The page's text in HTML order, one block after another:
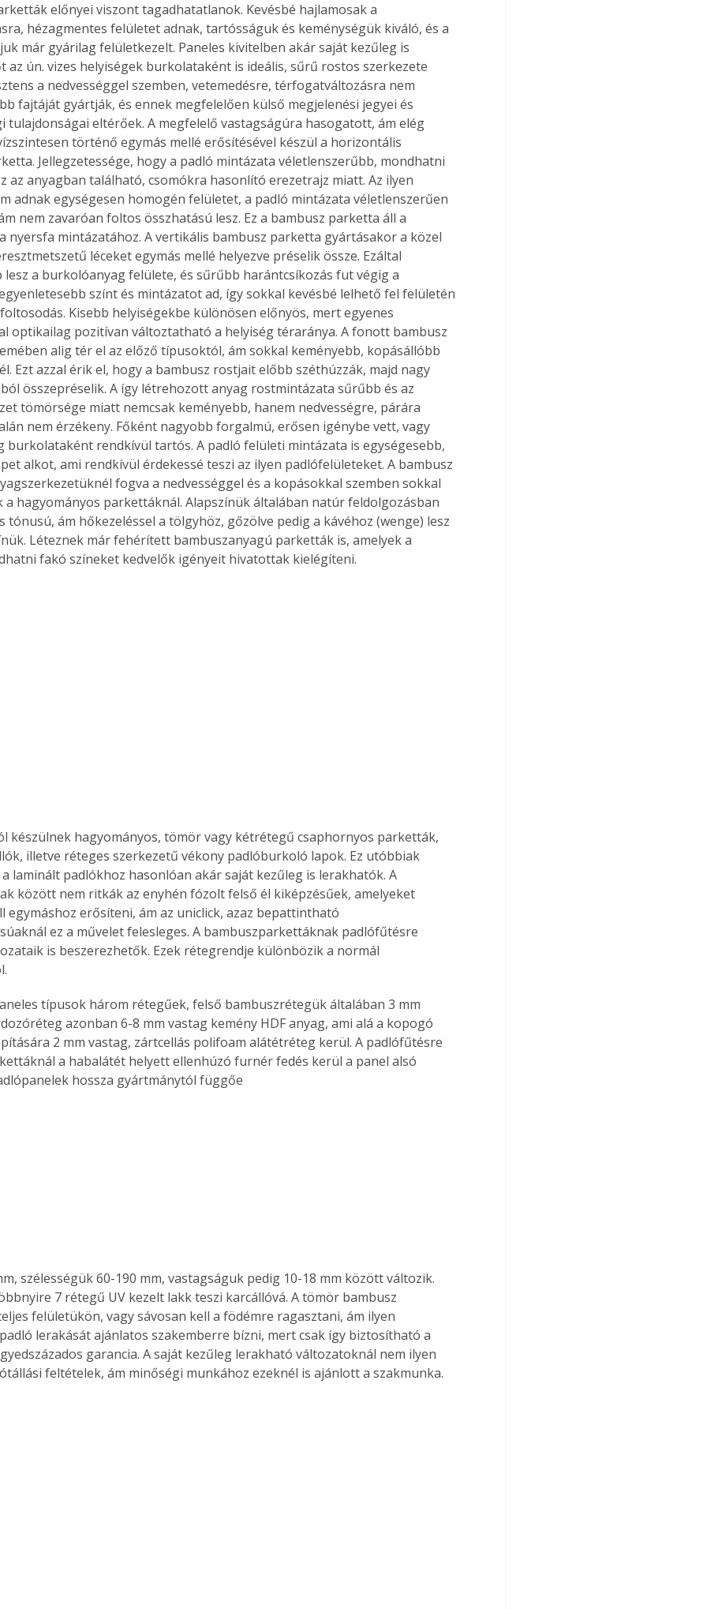
vagy
is
Bárhol,
élve
az
A
előnyei viszont tagadhatatlanok. Kevésbé hajlamosak a
hézagmentes felületet adnak, tartósságuk és keménységük kiváló, és a
már gyárilag felületkezelt. Paneles kivitelben akár saját kezűleg is
az ún. vizes helyiségek burkolataként is ideális, sűrű rostos szerkezete
a nedvességgel szemben, vetemedésre, térfogatváltozásra nem
fajtáját gyártják, és ennek megfelelően külső megjelenési jegyei és
tulajdonságai eltérőek. A megfelelő vastagságúra hasogatott, ám elég
történő egymás mellé erősítésével készül a horizontális
Jellegzetessége, hogy a padló mintázata véletlenszerűbb, mondhatni
az anyagban található, csomókra hasonlító erezetrajz miatt. Az ilyen
adnak egységesen homogén felületet, a padló mintázata véletlenszerűen
nem zavaróan foltos összhatású lesz. Ez a bambusz parketta áll a
nyersfa mintázatához. A vertikális bambusz parketta gyártásakor a közel
léceket egymás mellé helyezve préselik össze. Ezáltal
lesz a burkolóanyag felülete, és sűrűbb harántcsíkozás fut végig a
színt és mintázatot ad, így sokkal kevésbé lelhető fel felületén
Kisebb helyiségekbe különösen előnyös, mert egyenes
optikailag pozitívan változtatható a helyiség téraránya. A fonott bambusz
alig tér el az előző típusoktól, ám sokkal keményebb, kopásállóbb
Ezt azzal érik el, hogy a bambusz rostjait előbb széthúzzák, majd nagy
összepréselik. A így létrehozott anyag rostmintázata sűrűbb és az
tömörsége miatt nemcsak keményebb, hanem nedvességre, párára
nem érzékeny. Főként nagyobb forgalmú, erősen igénybe vett, vagy
burkolataként rendkívül tartós. A padló felületi mintázata is egységesebb,
alkot, ami rendkívül érdekessé teszi az ilyen padlófelületeket. A bambusz
fogva a nedvességgel és a kopásokkal szemben sokkal
a hagyományos parkettáknál. Alapszínük általában natúr feldolgozásban
tónusú, ám hőkezeléssel a tölgyhöz, gőzölve pedig a kávéhoz (wenge) lesz
Léteznek már fehérített bambuszanyagú parketták is, amelyek a
fakó színeket kedvelők igényeit hivatottak kielégíteni.
készülnek hagyományos, tömör vagy kétrétegű csaphornyos parketták,
illetve réteges szerkezetű vékony padlóburkoló lapok. Ez utóbbiak
laminált padlókhoz hasonlóan akár saját kezűleg is lerakhatók. A
között nem ritkák az enyhén fózolt felső él kiképzésűek, amelyeket
egymáshoz erősíteni, ám az uniclick, azaz bepattintható
ez a művelet felesleges. A bambuszparkettáknak padlófűtésre
is beszerezhetők. Ezek rétegrendje különbözik a normál
típusok három rétegűek, felső bambuszrétegük általában 3 mm
azonban 6-8 mm vastag kemény HDF anyag, ami alá a kopogó
2 mm vastag, zártcellás polifoam alátétréteg kerül. A padlófűtésre
a habalátét helyett ellenhúzó furnér fedés kerül a panel alsó
hossza gyártmánytól függőe
szélességük 60-190 mm, vastagságuk pedig 10-18 mm között változik.
7 rétegű UV kezelt lakk teszi karcállóvá. A tömör bambusz
felületükön, vagy sávosan kell a födémre ragasztani, ám ilyen
lerakását ajánlatos szakemberre bízni, mert csak így biztosítható a
garancia. A saját kezűleg lerakható változatoknál nem ilyen
feltételek, ám minőségi munkához ezeknél is ajánlott a szakmunka.